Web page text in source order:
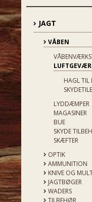
JAGT
VÅBEN
HAGL TIL
LYDDÆMPER
MAGASINER
BUE
SKYDE
SKÆFTER
OPTIK
AMMUNITION
KNIVE OG
JAGTBØGER
WADERS
TILBEHØR